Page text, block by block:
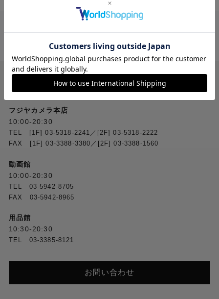
お問い合わせ
フジヤカメラ本店
10:00-20:30
TEL [1F] 03-5318-2241／[2F] 03-5318-2222
FAX [1F] 03-3388-3380／[2F] 03-3388-1560
動画館
10:00-20:30
TEL 03-5942-8705
FAX 03-5942-8965
用品館
10:30-20:30
TEL 03-3385-8121
お問い合わせ